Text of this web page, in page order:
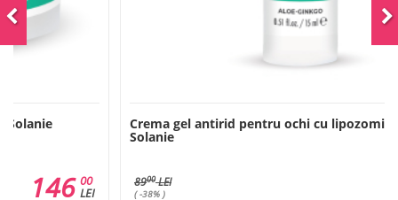
Crema gel antirid pentru ochi cu lipozomi Q10 - 15 ml -
89 00LEI
( -38% )